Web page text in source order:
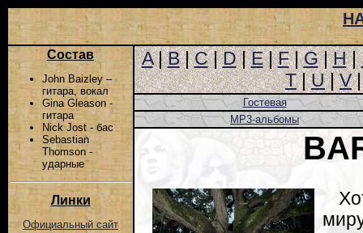
Состав
John Baizley –
гитара, вокал
Gina Gleason -
гитара
Nick Jost - бас
Sebastian
Thomson -
ударные
Линки
Официальный сайт
A|B|C|D|E|F|G|H|
T|U|V
Гостевая
MP3-альбомы